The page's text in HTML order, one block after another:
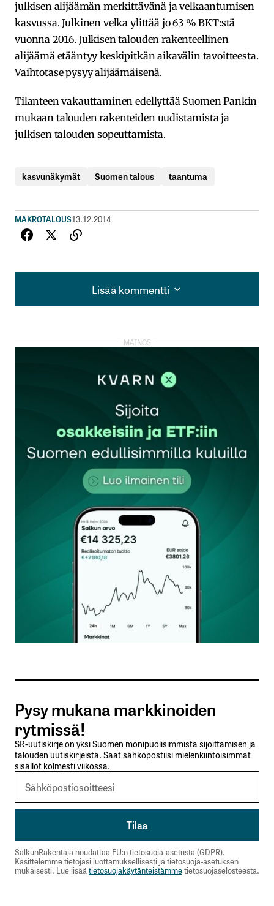
julkisen alijäämän merkittävänä ja velkaantumisen
kasvussa. Julkinen velka ylittää jo 63 % BKT:stä
vuonna 2016. Julkisen talouden rakenteellinen
alijäämä etääntyy keskipitkän aikavälin tavoitteesta.
Vaihtotase pysyy alijäämäisenä.
Tilanteen vakauttaminen edellyttää Suomen Pankin
mukaan talouden rakenteiden uudistamista ja
julkisen talouden sopeuttamista.
kasvunäkymät Suomen talous taantuma
MAKROTALOUS13.12.2014
Lisää kommentti
Lisää kommentti
kirjautua
rekisteröityä
Sähköpostiosoitettasi ei julkaista.Pakolliset
kentät on merkitty*
Kommentti*
Nimesi tai nimimerkkisi
Sähköpostiosoitteesi
Tilaa SalkunRakentajan uutiskirje
Lähetä kommentti
Pysy mukana markkinoiden
rytmissä!
SR-uutiskirje on yksi Suomen monipuolisimmista sijoittamisen ja
talouden uutiskirjeistä. Saat sähköpostiisi mielenkiintoisimmat
sisällöt kolmesti viikossa.
SalkunRakentaja noudattaa EU:n tietosuoja-asetusta (GDPR).
Käsittelemme tietojasi luottamuksellisesti ja tietosuoja-asetuksen
mukaisesti. Lue lisää tietosuojakäytänteistämmetietosuojaselosteesta.